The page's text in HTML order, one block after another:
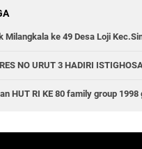
Milangkala ke 49 Desa Loji
NO URUT 3 HADIRI
HUT RI KE 80 family group